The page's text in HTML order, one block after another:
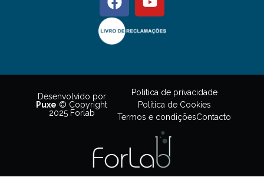
Desenvolvido por
Puxe © Copyright
2025 Forlab
Politica de privacidade
Política de Cookies
Termos e condiçõesContacto